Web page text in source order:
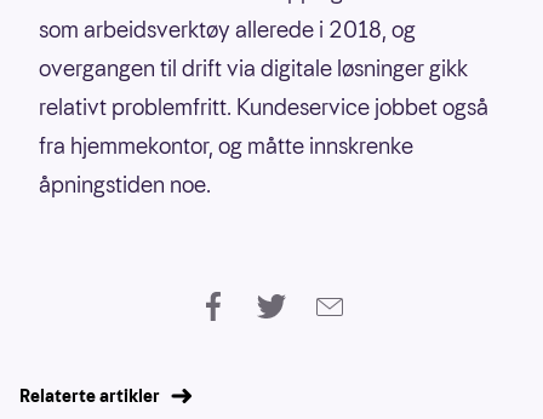
som arbeidsverktøy allerede i 2018, og
overgangen til drift via digitale løsninger gikk
relativt problemfritt. Kundeservice jobbet også
fra hjemmekontor, og måtte innskrenke
åpningstiden noe.
Relaterte artikler